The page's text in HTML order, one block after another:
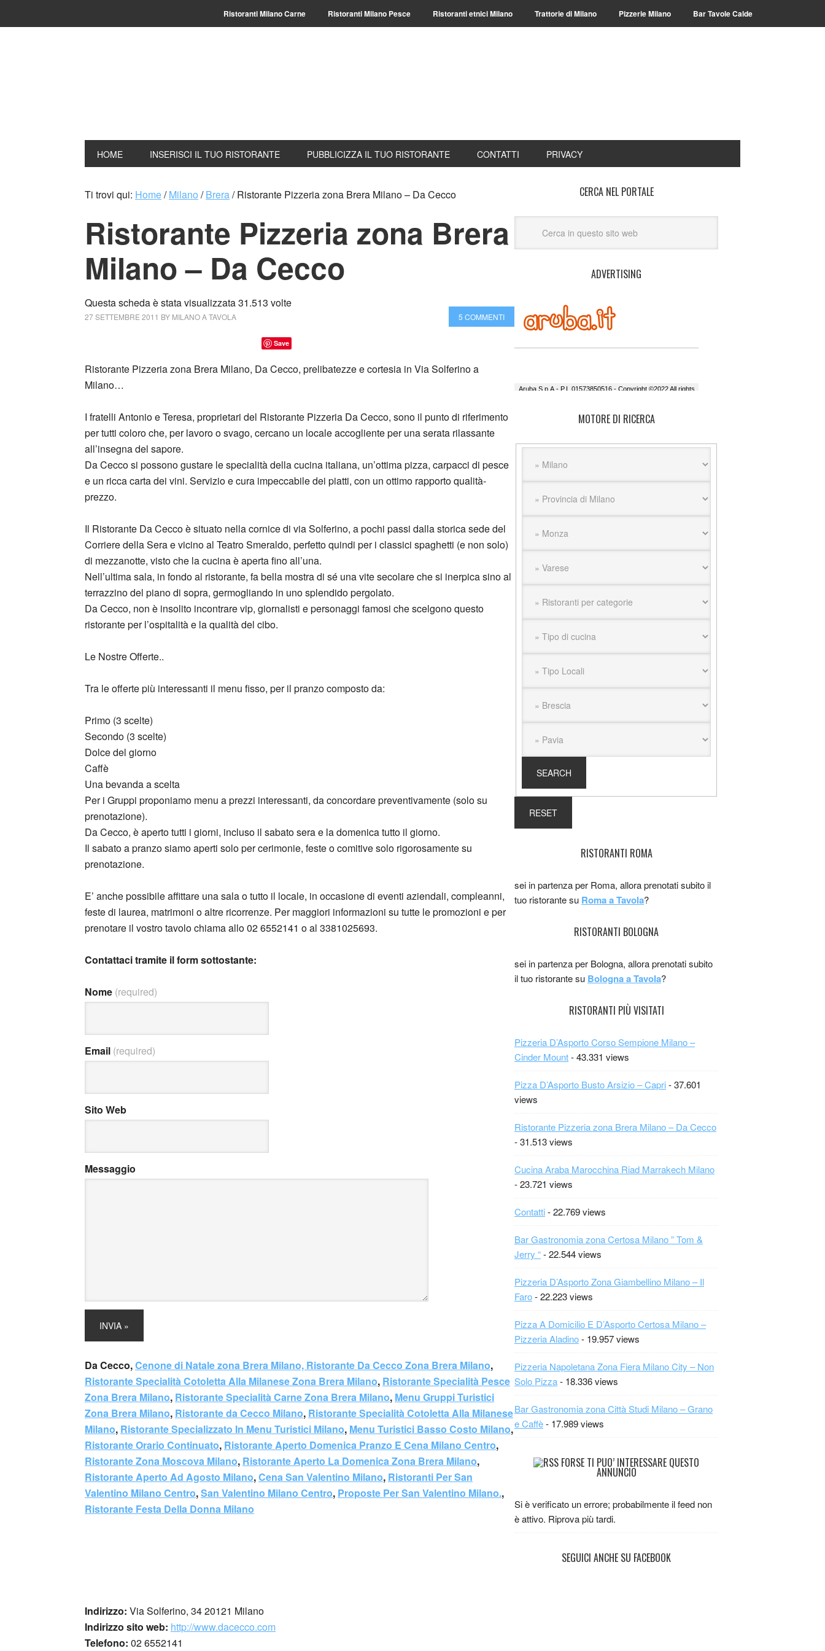
Ristoranti Milano Carne Ristoranti Milano Pesce Ristoranti etnici Milano Trattorie di Milano Pizzerie Milano Bar Tavole Calde
HOME INSERISCI IL TUO RISTORANTE PUBBLICIZZA IL TUO RISTORANTE CONTATTI PRIVACY
Ti trovi qui: Home/ Milano / Brera/Ristorante Pizzeria zona Brera Milano – Da Cecco
Ristorante Pizzeria zona Brera
Milano – Da Cecco
Questa scheda è stata visualizzata 31.513 volte
27 SETTEMBRE 2011 BY MILANO A TAVOLA 5 COMMENTI
Save
Ristorante Pizzeria zona Brera Milano, Da Cecco, prelibatezze e cortesia in Via Solferino a
Milano…
I fratelli Antonio e Teresa, proprietari del Ristorante Pizzeria Da Cecco, sono il punto di riferimento
per tutti coloro che, per lavoro o svago, cercano un locale accogliente per una serata rilassante
all’insegna del sapore.
Da Cecco si possono gustare le specialità della cucina italiana, un’ottima pizza, carpacci di pesce
e un ricca carta dei vini. Servizio e cura impeccabile dei piatti, con un ottimo rapporto qualità-
prezzo.
Il Ristorante Da Cecco è situato nella cornice di via Solferino, a pochi passi dalla storica sede del
Corriere della Sera e vicino al Teatro Smeraldo, perfetto quindi per i classici spaghetti (e non solo)
di mezzanotte, visto che la cucina è aperta fino all’una.
Nell’ultima sala, in fondo al ristorante, fa bella mostra di sé una vite secolare che si inerpica sino al
terrazzino del piano di sopra, germogliando in uno splendido pergolato.
Da Cecco, non è insolito incontrare vip, giornalisti e personaggi famosi che scelgono questo
ristorante per l’ospitalità e la qualità del cibo.
Le Nostre Offerte..
Tra le offerte più interessanti il menu fisso, per il pranzo composto da:
Primo (3 scelte)
Secondo (3 scelte)
Dolce del giorno
Caffè
Una bevanda a scelta
Per i Gruppi proponiamo menu a prezzi interessanti, da concordare preventivamente (solo su
prenotazione).
Da Cecco, è aperto tutti i giorni, incluso il sabato sera e la domenica tutto il giorno.
Il sabato a pranzo siamo aperti solo per cerimonie, feste o comitive solo rigorosamente su
prenotazione.
E’ anche possibile affittare una sala o tutto il locale, in occasione di eventi aziendali, compleanni,
feste di laurea, matrimoni o altre ricorrenze. Per maggiori informazioni su tutte le promozioni e per
prenotare il vostro tavolo chiama allo 02 6552141 o al 3381025693.
Contattaci tramite il form sottostante:
Nome (required)
Email (required)
Sito Web
Messaggio
Da Cecco,Cenone di Natale zona Brera Milano, Ristorante Da Cecco Zona Brera Milano,
Ristorante Specialità Cotoletta Alla Milanese Zona Brera Milano, Ristorante Specialità Pesce
Zona Brera Milano, Ristorante Specialità Carne Zona Brera Milano, Menu Gruppi Turistici
Zona Brera Milano, Ristorante da Cecco Milano, Ristorante Specialità Cotoletta Alla Milanese
Milano, Ristorante Specializzato In Menu Turistici Milano, Menu Turistici Basso Costo Milano,
Ristorante Orario Continuato, Ristorante Aperto Domenica Pranzo E Cena Milano Centro,
Ristorante Zona Moscova Milano, Ristorante Aperto La Domenica Zona Brera Milano,
Ristorante Aperto Ad Agosto Milano,Cena San Valentino Milano, Ristoranti Per San
Valentino Milano Centro,San Valentino Milano Centro, Proposte Per San Valentino Milano.,
Ristorante Festa Della Donna Milano
Indirizzo: Via Solferino, 34 20121 Milano
Indirizzo sito web: http://www.dacecco.com
Telefono: 02 6552141
CERCA NEL PORTALE
ADVERTISING
MOTORE DI RICERCA
RISTORANTI ROMA
sei in partenza per Roma, allora prenotati subito il
tuo ristorante su Roma a Tavola?
RISTORANTI BOLOGNA
sei in partenza per Bologna, allora prenotati subito
il tuo ristorante su Bologna a Tavola?
RISTORANTI PIÙ VISITATI
Pizzeria D’Asporto Corso Sempione Milano –
Cinder Mount- 43.331 views
Pizza D’Asporto Busto Arsizio – Capri- 37.601
views
Ristorante Pizzeria zona Brera Milano – Da Cecco
- 31.513 views
Cucina Araba Marocchina Riad Marrakech Milano
- 23.721 views
Contatti- 22.769 views
Bar Gastronomia zona Certosa Milano ” Tom &
Jerry “- 22.544 views
Pizzeria D’Asporto Zona Giambellino Milano – Il
Faro- 22.223 views
Pizza A Domicilio E D’Asporto Certosa Milano –
Pizzeria Aladino- 19.957 views
Pizzeria Napoletana Zona Fiera Milano City – Non
Solo Pizza- 18.336 views
Bar Gastronomia zona Città Studi Milano – Grano
e Caffè- 17.989 views
FORSE TI PUO’ INTERESSARE QUESTO
ANNUNCIO
Si è verificato un errore; probabilmente il feed non
è attivo. Riprova più tardi.
SEGUICI ANCHE SU FACEBOOK